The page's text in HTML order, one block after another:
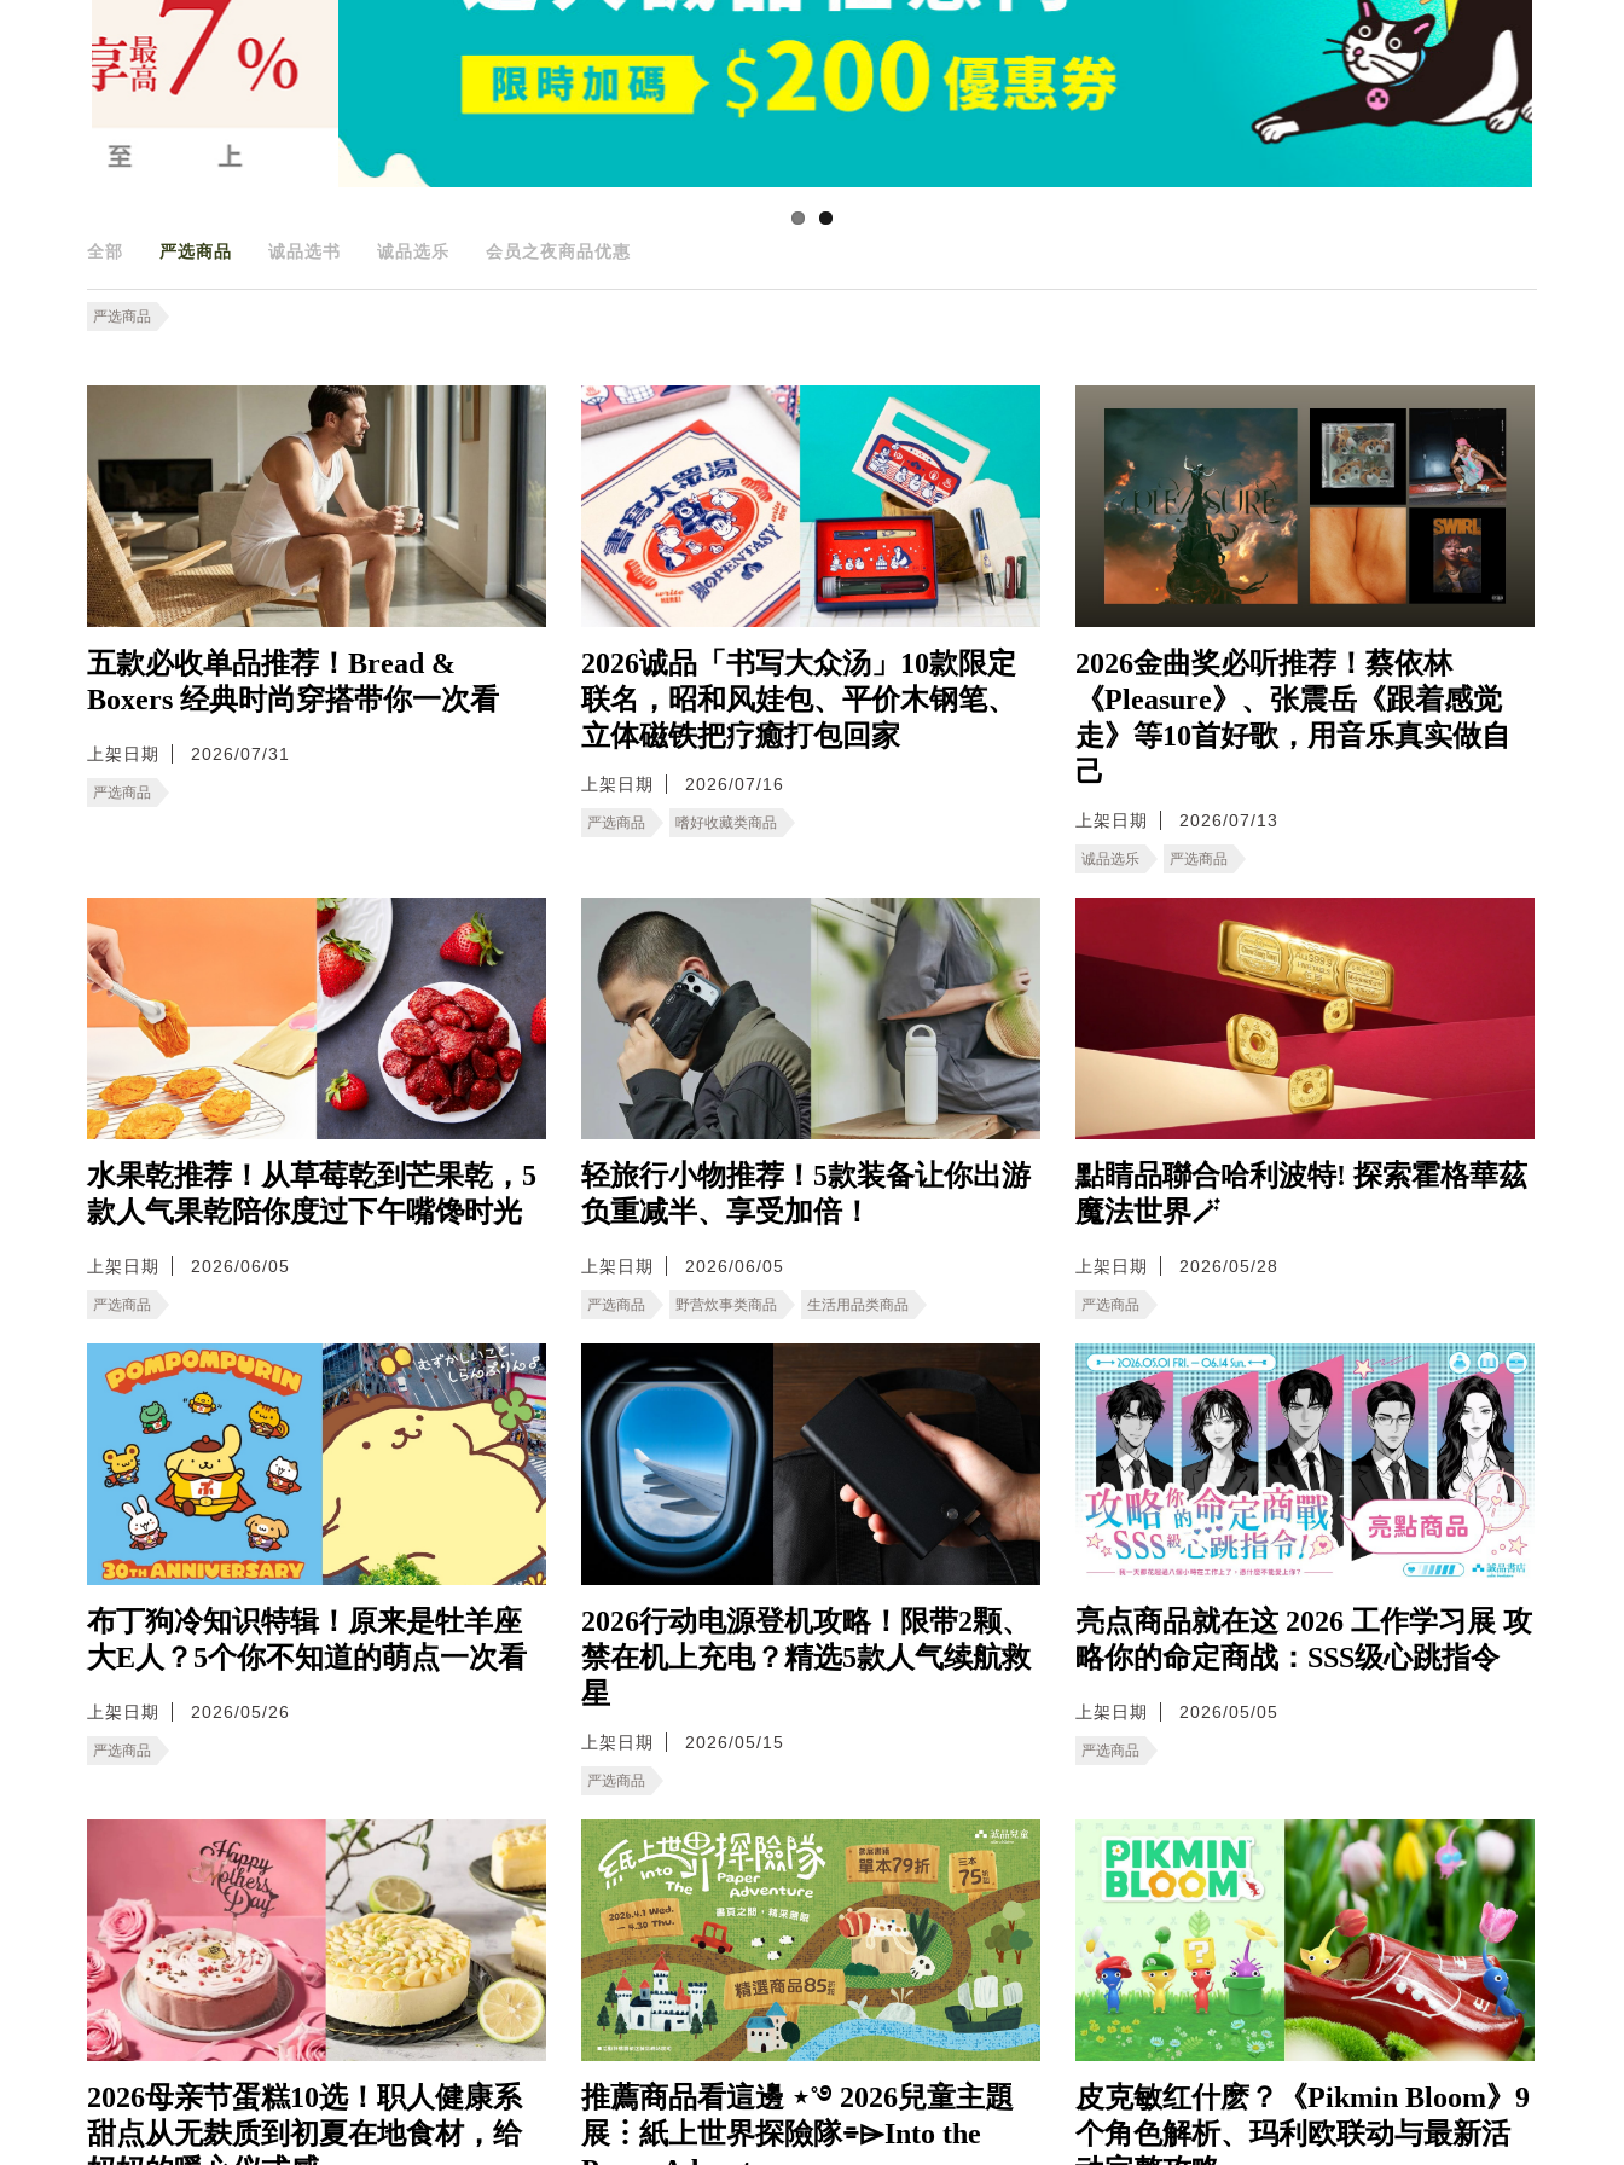
全部 严选商品 诚品选书 诚品选乐 会员之夜商品优惠
严选商品
五款必收单品推荐！Bread &
Boxers 经典时尚穿搭带你一次看
上架日期 2026/07/31
严选商品
2026诚品「书写大众汤」10款限定
联名，昭和风娃包、平价木钢笔、
立体磁铁把疗癒打包回家
上架日期 2026/07/16
严选商品 嗜好收藏类商品
2026金曲奖必听推荐！蔡依林
《Pleasure》、张震岳《跟着感觉
走》等10首好歌，用音乐真实做自
己
上架日期 2026/07/13
诚品选乐 严选商品
水果乾推荐！从草莓乾到芒果乾，5
款人气果乾陪你度过下午嘴馋时光
上架日期 2026/06/05
严选商品
轻旅行小物推荐！5款装备让你出游
负重减半、享受加倍！
上架日期 2026/06/05
严选商品 野营炊事类商品 生活用品类商品
點睛品聯合哈利波特! 探索霍格華茲
魔法世界🪄
上架日期 2026/05/28
严选商品
布丁狗冷知识特辑！原来是牡羊座
大E人？5个你不知道的萌点一次看
上架日期 2026/05/26
严选商品
2026行动电源登机攻略！限带2颗、
禁在机上充电？精选5款人气续航救
星
上架日期 2026/05/15
严选商品
亮点商品就在这 2026 工作学习展 攻
略你的命定商战：SSS级心跳指令
上架日期 2026/05/05
严选商品
2026母亲节蛋糕10选！职人健康系
甜点从无麸质到初夏在地食材，给
推薦商品看這邊 ⋆˚࿔ 2026兒童主題
展︙紙上世界探險隊⌯⌲Into the
皮克敏红什麽？《Pikmin Bloom》9
个角色解析、玛利欧联动与最新活